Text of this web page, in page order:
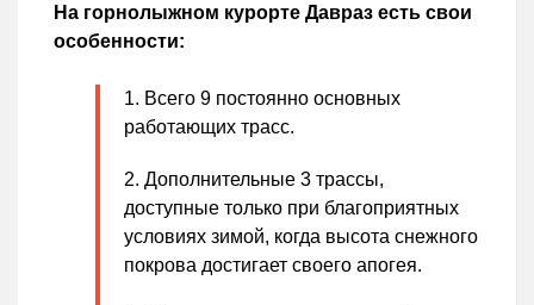
На горнолыжном курорте Давраз есть свои
особенности:
Всего 9 постоянно основных
работающих трасс.
Дополнительные 3 трассы,
доступные только при благоприятных
условиях зимой, когда высота снежного
покрова достигает своего апогея.